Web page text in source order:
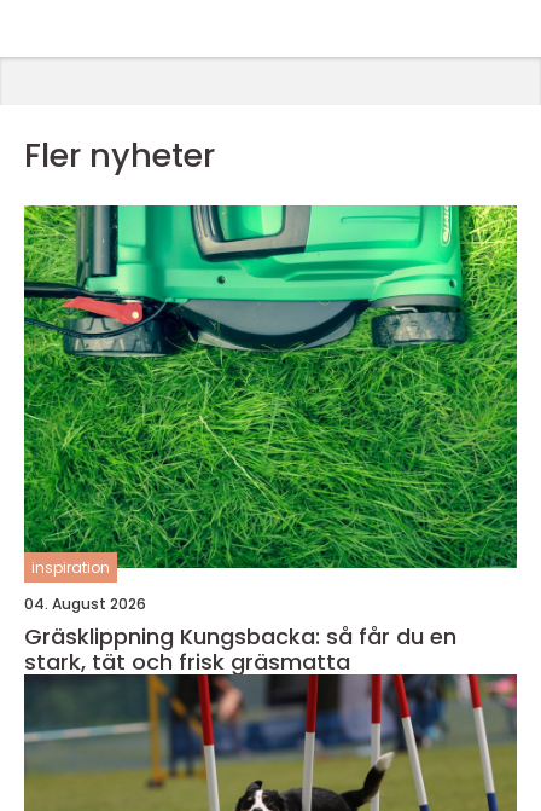
Fler nyheter
inspiration
04. August 2026
Gräsklippning Kungsbacka: så får du en
stark, tät och frisk gräsmatta